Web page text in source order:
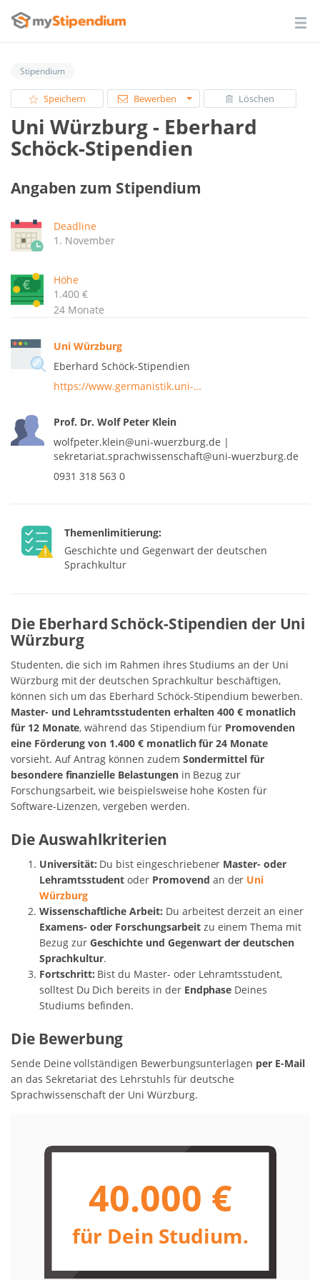
Stipendium
Speichern Bewerben Löschen
Uni Würzburg - Eberhard
Schöck-Stipendien
Angaben zum Stipendium
Deadline
1. November
Höhe
1.400 €
24 Monate
Uni Würzburg
Eberhard Schöck-Stipendien
https://www.germanistik.uni-…
Prof. Dr. Wolf Peter Klein
wolfpeter.klein@uni-wuerzburg.de |
sekretariat.sprachwissenschaft@uni-wuerzburg.de
0931 318 563 0
Themenlimitierung:
Geschichte und Gegenwart der deutschen
Sprachkultur
Die Eberhard Schöck-Stipendien der Uni
Würzburg
Studenten, die sich im Rahmen ihres Studiums an der Uni
Würzburg mit der deutschen Sprachkultur beschäftigen,
können sich um das Eberhard Schöck-Stipendium bewerben.
Master- und Lehramtsstudenten erhalten 400 € monatlich
für 12 Monate, während das Stipendium für Promovenden
eine Förderung von 1.400 € monatlich für 24 Monate
vorsieht. Auf Antrag können zudem Sondermittel für
besondere finanzielle Belastungenin Bezug zur
Forschungsarbeit, wie beispielsweise hohe Kosten für
Software-Lizenzen, vergeben werden.
Die Auswahlkriterien
Universität: Du bist eingeschriebener Master- oder
Lehramtsstudent oder Promovend an der Uni
Würzburg
Wissenschaftliche Arbeit: Du arbeitest derzeit an einer
Examens- oder Forschungsarbeitzu einem Thema mit
Bezug zur Geschichte und Gegenwart der deutschen
Sprachkultur.
Fortschritt: Bist du Master- oder Lehramtsstudent,
solltest Du Dich bereits in der Endphase Deines
Studiums befinden.
Die Bewerbung
Sende Deine vollständigen Bewerbungsunterlagen per E-Mail
an das Sekretariat des Lehrstuhls für deutsche
Sprachwissenschaft der Uni Würzburg.
40.000 €
für Dein Studium.